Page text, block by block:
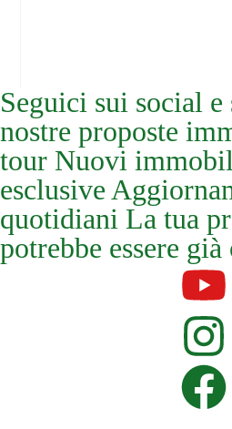
Seguici sui social
nostre proposte
tour Nuovi
esclusive
quotidiani La tua
potrebbe essere